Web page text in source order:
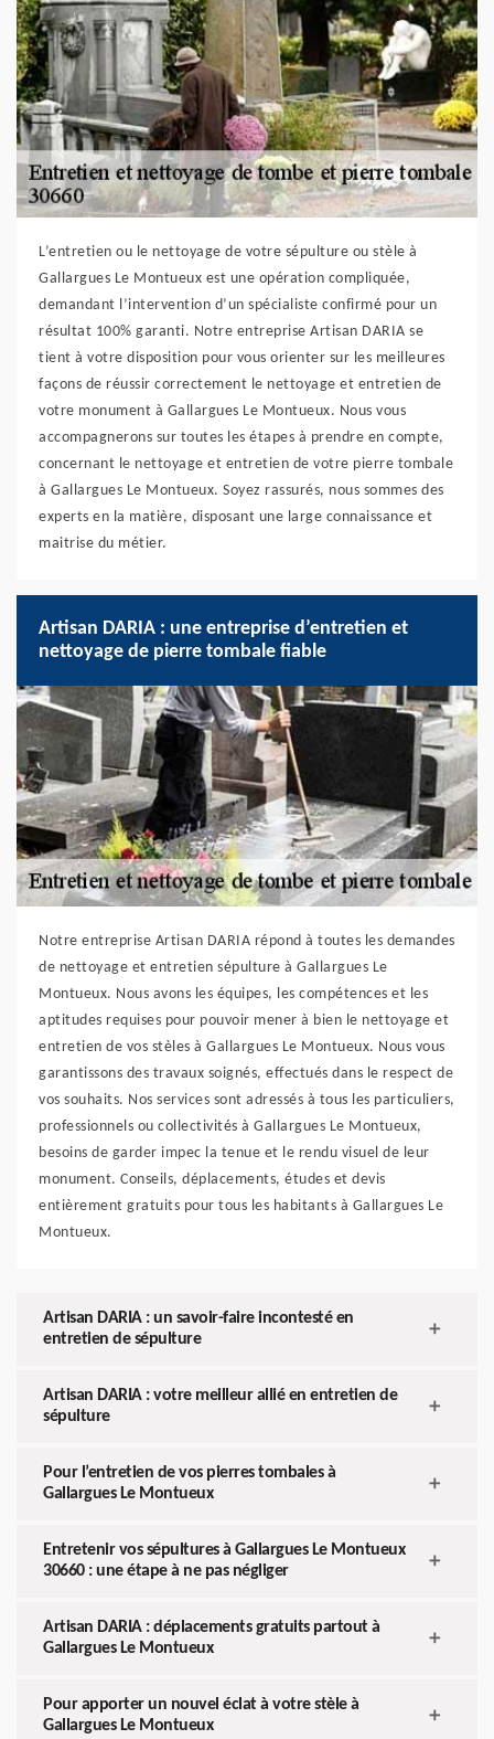
L’entretien ou le nettoyage de votre sépulture ou stèle à
Gallargues Le Montueux est une opération compliquée,
demandant l’intervention d’un spécialiste confirmé pour un
résultat 100% garanti. Notre entreprise Artisan DARIA se
tient à votre disposition pour vous orienter sur les meilleures
façons de réussir correctement le nettoyage et entretien de
votre monument à Gallargues Le Montueux. Nous vous
accompagnerons sur toutes les étapes à prendre en compte,
concernant le nettoyage et entretien de votre pierre tombale
à Gallargues Le Montueux. Soyez rassurés, nous sommes des
experts en la matière, disposant une large connaissance et
maitrise du métier.
Artisan DARIA : une entreprise d’entretien et
nettoyage de pierre tombale fiable
Notre entreprise Artisan DARIA répond à toutes les demandes
de nettoyage et entretien sépulture à Gallargues Le
Montueux. Nous avons les équipes, les compétences et les
aptitudes requises pour pouvoir mener à bien le nettoyage et
entretien de vos stèles à Gallargues Le Montueux. Nous vous
garantissons des travaux soignés, effectués dans le respect de
vos souhaits. Nos services sont adressés à tous les particuliers,
professionnels ou collectivités à Gallargues Le Montueux,
besoins de garder impec la tenue et le rendu visuel de leur
monument. Conseils, déplacements, études et devis
entièrement gratuits pour tous les habitants à Gallargues Le
Montueux.
Artisan DARIA : un savoir-faire incontesté en
entretien de sépulture
Artisan DARIA : votre meilleur allié en entretien de
sépulture
Pour l’entretien de vos pierres tombales à
Gallargues Le Montueux
Entretenir vos sépultures à Gallargues Le Montueux
30660 : une étape à ne pas négliger
Artisan DARIA : déplacements gratuits partout à
Gallargues Le Montueux
Pour apporter un nouvel éclat à votre stèle à
Gallargues Le Montueux